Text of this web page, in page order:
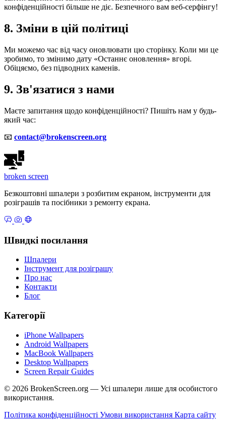
конфіденційності більше не діє. Безпечного вам веб-серфінгу!
8. Зміни в цій політиці
Ми можемо час від часу оновлювати цю сторінку. Коли ми це
зробимо, то змінимо дату «Останнє оновлення» вгорі.
Обіцяємо, без підводних каменів.
9. Зв'язатися з нами
Маєте запитання щодо конфіденційності? Пишіть нам у будь-
який час:
📧 contact@brokenscreen.org
broken screen
Безкоштовні шпалери з розбитим екраном, інструменти для
розіграшів та посібники з ремонту екрана.
Швидкі посилання
Шпалери
Інструмент для розіграшу
Про нас
Контакти
Блог
Категорії
iPhone Wallpapers
Android Wallpapers
MacBook Wallpapers
Desktop Wallpapers
Screen Repair Guides
© 2026 BrokenScreen.org — Усі шпалери лише для особистого
використання.
Політика конфіденційності Умови використання Карта сайту